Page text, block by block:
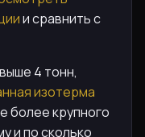
и сравнить с
4 тонн,
изотерма
более крупного
и по сколько